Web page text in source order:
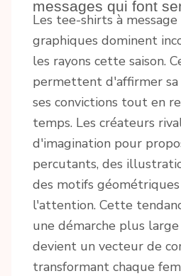
messages qui font
Les tee-shirts à
graphiques dominent
les rayons cette saison.
permettent d'affirmer
ses convictions tout en
temps. Les créateurs
d'imagination pour
percutants, des
des motifs
l'attention. Cette
une démarche plus
devient un vecteur de
transformant chaque